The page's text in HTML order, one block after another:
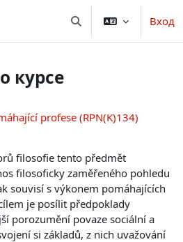
Изменить данныеВход
курсе
profese (RPN(K)134)
filosofie tento předmět
filosoficky zaměřeného pohledu
souvisí s výkonem pomáhajících
je posílit předpoklady
porozumění povaze sociální a
si základů, z nich uvažování